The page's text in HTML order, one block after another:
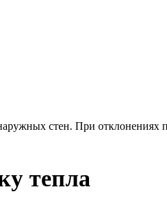
стен. При отклонениях
тепла